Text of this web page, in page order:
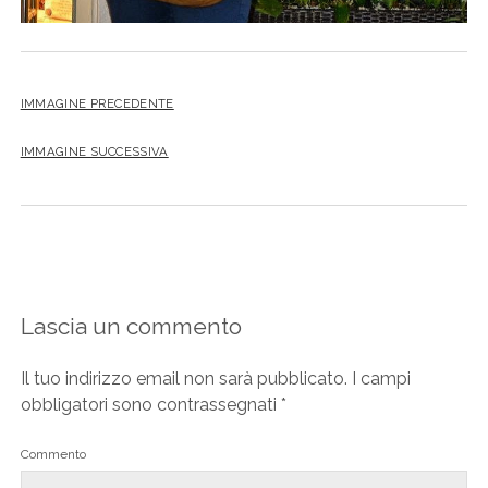
IMMAGINE PRECEDENTE
IMMAGINE SUCCESSIVA
Lascia un commento
Il tuo indirizzo email non sarà pubblicato. I campi
obbligatori sono contrassegnati *
Commento